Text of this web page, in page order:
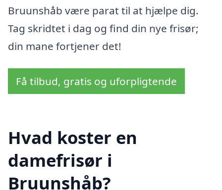
Bruunshåb være parat til at hjælpe dig.
Tag skridtet i dag og find din nye frisør;
din mane fortjener det!
Få tilbud, gratis og uforpligtende
Hvad koster en
damefrisør i
Bruunshåb?